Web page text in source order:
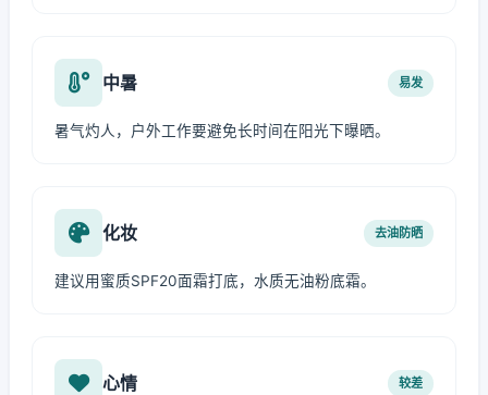
中暑 易发
暑气灼人，户外工作要避免长时间在阳光下曝晒。
化妆 去油防晒
建议用蜜质SPF20面霜打底，水质无油粉底霜。
心情 较差